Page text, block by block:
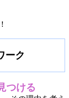
ーク
つける